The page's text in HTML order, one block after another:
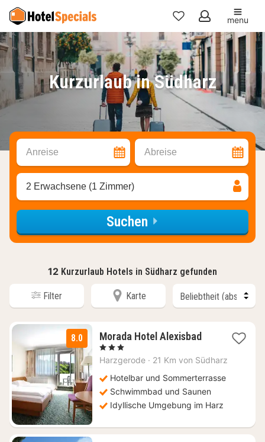
Meine
Favoriten
menu
Kurzurlaub in Südharz
Anreise Abreise
2 Erwachsene (1 Zimmer)
Suchen
12 Kurzurlaub Hotels in Südharz gefunden
Filter Karte
8.0 Morada Hotel Alexisbad3
ab
€
, 3 Sterne
Harzgerode · 21 Km von Südharz
Hotelbar und Sommerterrasse
Schwimmbad und Saunen
Idyllische Umgebung im Harz